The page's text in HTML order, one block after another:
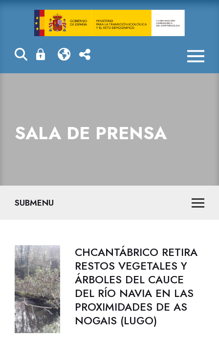
Sala de prensa
SALA DE PRENSA
SUBMENU
CHCANTÁBRICO RETIRA
RESTOS VEGETALES Y
ÁRBOLES DEL CAUCE
DEL RÍO NAVIA EN LAS
PROXIMIDADES DE AS
NOGAIS (LUGO)